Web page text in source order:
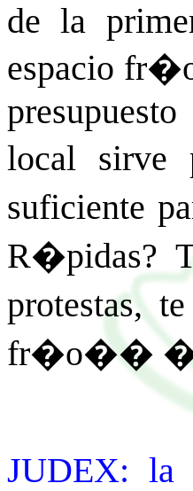
de la
espacio
local
suficiente
R�pidas?
protestas,
fr�o��
JUDEX: la